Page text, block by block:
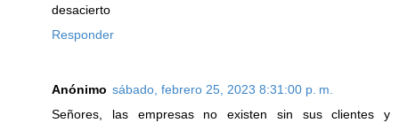
desacierto
Responder
Anónimo sábado, febrero 25, 2023 8:31:00 p. m.
Señores, las empresas no existen sin sus clientes y